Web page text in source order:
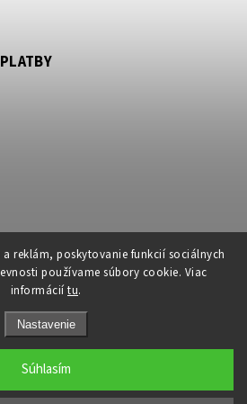
reklám, poskytovanie funkcií sociálnych
používame súbory cookie. Viac
informácií tu.
Nastavenie
Súhlasím
nastavenie cookies